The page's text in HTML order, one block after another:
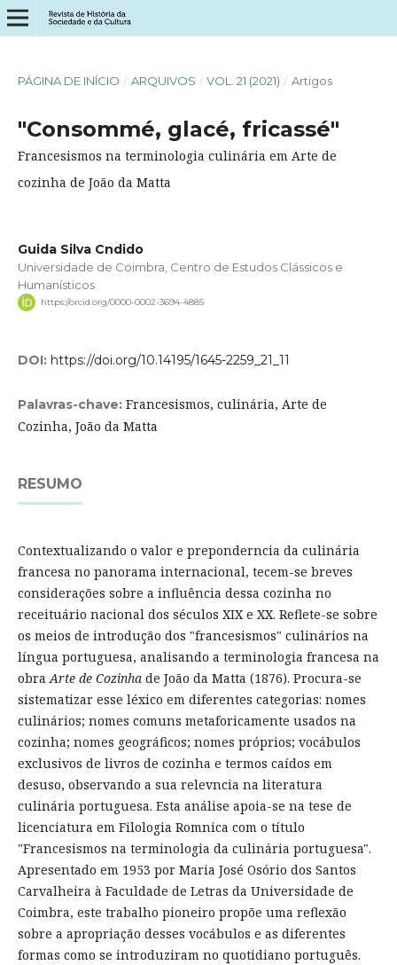
PÁGINA DE INÍCIO / ARQUIVOS / VOL. 21 (2021) / Artigos
"Consommé, glacé, fricassé"
Francesismos na terminologia culinária em Arte de
cozinha de João da Matta
Guida Silva Cndido
Universidade de Coimbra, Centro de Estudos Clássicos e
Humanísticos
https://orcid.org/0000-0002-3694-4885
DOI: https://doi.org/10.14195/1645-2259_21_11
Palavras-chave: Francesismos, culinária, Arte de
Cozinha, João da Matta
RESUMO
Contextualizando o valor e preponderncia da culinária
francesa no panorama internacional, tecem-se breves
considerações sobre a influência dessa cozinha no
receituário nacional dos séculos XIX e XX. Reflete-se sobre
os meios de introdução dos "francesismos" culinários na
língua portuguesa, analisando a terminologia francesa na
obraArte de Cozinhade João da Matta (1876). Procura-se
sistematizar esse léxico em diferentes categorias: nomes
culinários; nomes comuns metaforicamente usados na
cozinha; nomes geográficos; nomes próprios; vocábulos
exclusivos de livros de cozinha e termos caídos em
desuso, observando a sua relevncia na literatura
culinária portuguesa. Esta análise apoia-se na tese de
licenciatura em Filologia Romnica com o título
"Francesismos na terminologia da culinária portuguesa".
Apresentado em 1953 por Maria José Osório dos Santos
Carvalheira à Faculdade de Letras da Universidade de
Coimbra, este trabalho pioneiro propõe uma reflexão
sobre a apropriação desses vocábulos e as diferentes
formas como se introduziram no quotidiano português.